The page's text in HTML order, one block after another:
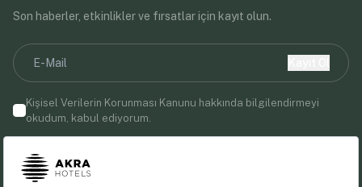
Son haberler, etkinlikler ve fırsatlar için kayıt olun.
Kişisel Verilerin Korunması Kanunu hakkında bilgilendirmeyi
okudum, kabul ediyorum.
iletişimleri almayı kabul etmiş olursunuz.